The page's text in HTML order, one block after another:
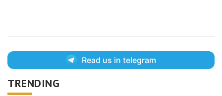
Read us in telegram
TRENDING